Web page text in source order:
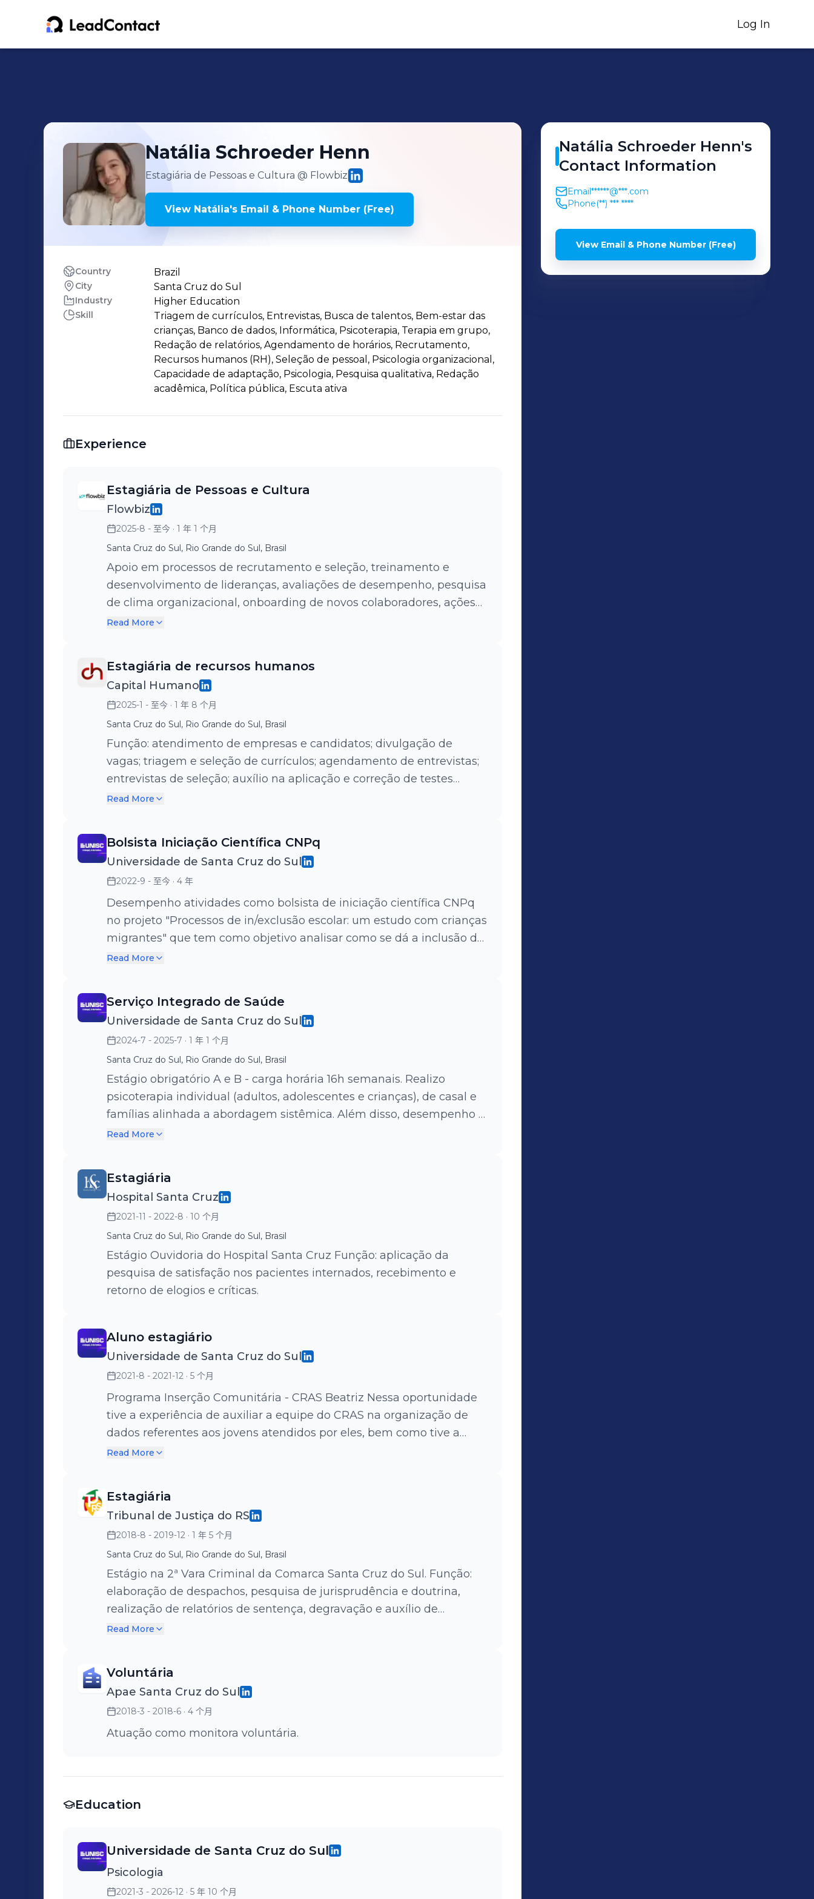
Log In
Natália Schroeder Henn
Estagiária de Pessoas e Cultura @ Flowbiz
View Natália's Email & Phone Number (Free)
Country Brazil
City Santa Cruz do Sul
Industry Higher Education
Skill
Triagem de currículos, Entrevistas, Busca de talentos, Bem-estar das
crianças, Banco de dados, Informática, Psicoterapia, Terapia em grupo,
Redação de relatórios, Agendamento de horários, Recrutamento,
Recursos humanos (RH), Seleção de pessoal, Psicologia organizacional,
Capacidade de adaptação, Psicologia, Pesquisa qualitativa, Redação
acadêmica, Política pública, Escuta ativa
Experience
Estagiária de Pessoas e Cultura
Flowbiz
2025-8 - 至今 · 1 年 1 个月
Santa Cruz do Sul, Rio Grande do Sul, Brasil
Apoio em processos de recrutamento e seleção, treinamento e
desenvolvimento de lideranças, avaliações de desempenho, pesquisa
de clima organizacional, onboarding de novos colaboradores, ações
de endomarketing e saúde do trabalhador.
Read More
Estagiária de recursos humanos
Capital Humano
2025-1 - 至今 · 1 年 8 个月
Santa Cruz do Sul, Rio Grande do Sul, Brasil
Função: atendimento de empresas e candidatos; divulgação de
vagas; triagem e seleção de currículos; agendamento de entrevistas;
entrevistas de seleção; auxílio na aplicação e correção de testes
psicológicos e comportamentais; auxílio na elaboração de pareceres.
Read More
Bolsista Iniciação Científica CNPq
Universidade de Santa Cruz do Sul
2022-9 - 至今 · 4 年
Desempenho atividades como bolsista de iniciação científica CNPq
no projeto "Processos de in/exclusão escolar: um estudo com crianças
migrantes" que tem como objetivo analisar como se dá a inclusão de
crianças e jovens migrantes, principalmente de nacionalidade
doutorado) em Educação da Universidade de Santa Cruz do Sul
(UNISC), sob orientação e coordenação da Profa. Dra. Betina
Hillesheim.
Read More
Serviço Integrado de Saúde
Universidade de Santa Cruz do Sul
2024-7 - 2025-7 · 1 年 1 个月
Santa Cruz do Sul, Rio Grande do Sul, Brasil
Estágio obrigatório A e B - carga horária 16h semanais. Realizo
psicoterapia individual (adultos, adolescentes e crianças), de casal e
famílias alinhada a abordagem sistêmica. Além disso, desempenho o
trabalho com grupos de acolhimento e grupos terapêuticos.
Read More
Estagiária
Hospital Santa Cruz
2021-11 - 2022-8 · 10 个月
Santa Cruz do Sul, Rio Grande do Sul, Brasil
Estágio Ouvidoria do Hospital Santa Cruz Função: aplicação da
pesquisa de satisfação nos pacientes internados, recebimento e
retorno de elogios e críticas.
Aluno estagiário
Universidade de Santa Cruz do Sul
2021-8 - 2021-12 · 5 个月
Programa Inserção Comunitária - CRAS Beatriz Nessa oportunidade
tive a experiência de auxiliar a equipe do CRAS na organização de
dados referentes aos jovens atendidos por eles, bem como tive a
possibilidade de auxiliar no Serviço de Convivência e Fortalecimento
Read More
Estagiária
Tribunal de Justiça do RS
2018-8 - 2019-12 · 1 年 5 个月
Santa Cruz do Sul, Rio Grande do Sul, Brasil
Estágio na 2ª Vara Criminal da Comarca Santa Cruz do Sul. Função:
elaboração de despachos, pesquisa de jurisprudência e doutrina,
realização de relatórios de sentença, degravação e auxílio de
audiências junto ao Gabinete do Juiz de Direito.
Read More
Voluntária
Apae Santa Cruz do Sul
2018-3 - 2018-6 · 4 个月
Atuação como monitora voluntária.
Education
Universidade de Santa Cruz do Sul
Psicologia
2021-3 - 2026-12 · 5 年 10 个月
Natália Schroeder Henn's
Contact Information
Email******@***.com
Phone(**) *** ****
View Email & Phone Number (Free)